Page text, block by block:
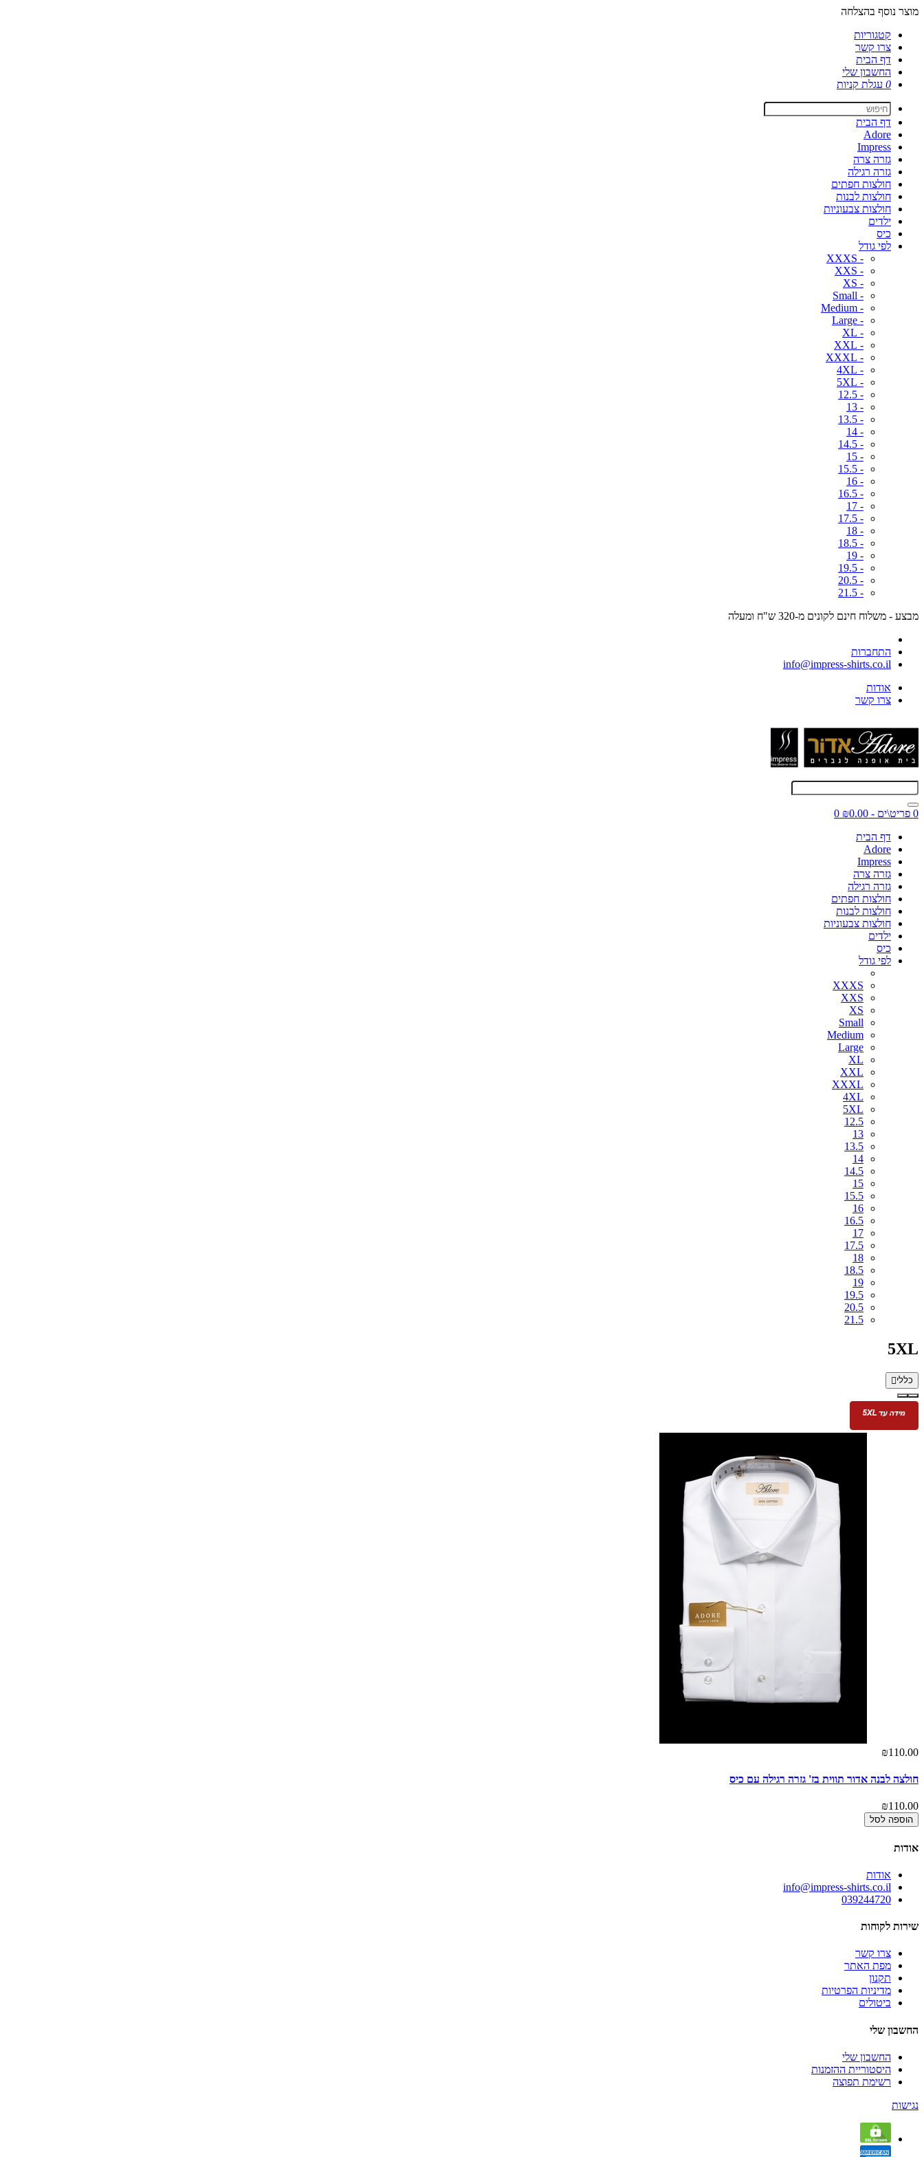
מוצר נוסף בהצלחה
קטגוריות
צרו קשר
דף הבית
החשבון שלי
0 עגלת קניות
דף הבית
Adore
Impress
גזרה צרה
גזרה רגילה
חולצות חפתים
חולצות לבנות
חולצות צבעוניות
ילדים
כיס
לפי גודל
- XXXS
- XXS
- XS
- Small
- Medium
- Large
- XL
- XXL
- XXXL
- 4XL
- 5XL
- 12.5
- 13
- 13.5
- 14
- 14.5
- 15
- 15.5
- 16
- 16.5
- 17
- 17.5
- 18
- 18.5
- 19
- 19.5
- 20.5
- 21.5
מבצע - משלוח חינם לקונים מ-320 ש"ח ומעלה
התחברות
info@impress-shirts.co.il
אודות
צרו קשר
0 פריט\ים - ₪0.00
0
דף הבית
Adore
Impress
גזרה צרה
גזרה רגילה
חולצות חפתים
חולצות לבנות
חולצות צבעוניות
ילדים
כיס
לפי גודל
XXXS
XXS
XS
Small
Medium
Large
XL
XXL
XXXL
4XL
5XL
12.5
13
13.5
14
14.5
15
15.5
16
16.5
17
17.5
18
18.5
19
19.5
20.5
21.5
5XL
כללי
₪110.00
חולצה לבנה אדור תווית בז' גזרה רגילה עם כיס
₪110.00
הוספה לסל
אודות
אודות
info@impress-shirts.co.il
039244720
שירות לקוחות
צרו קשר
מפת האתר
תקנון
מדיניות הפרטיות
ביטולים
החשבון שלי
החשבון שלי
היסטוריית ההזמנות
רשימת תפוצה
נגישות